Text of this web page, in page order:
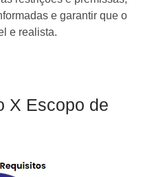
e garantir que o
e realista.
X Escopo de